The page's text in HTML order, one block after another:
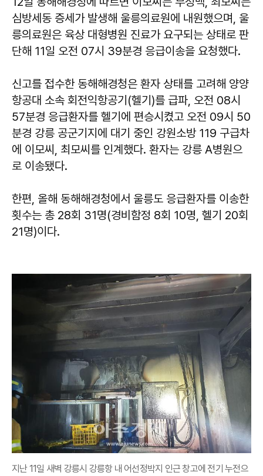
심방세동 증세가 발생해 울릉의료원에 내원했으며, 울
릉의료원은 육상 대형병원 진료가 요구되는 상태로 판
단해 11일 오전 07시 39분경 응급이송을 요청했다.
신고를 접수한 동해해경청은 환자 상태를 고려해 양양
항공대 소속 회전익항공기(헬기)를 급파, 오전 08시
57분경 응급환자를 헬기에 편승시켰고 오전 09시 50
분경 강릉 공군기지에 대기 중인 강원소방 119 구급차
에 이모씨, 최모씨를 인계했다. 환자는 강릉 A병원으
로 이송됐다.
한편, 올해 동해해경청에서 울릉도 응급환자를 이송한
횟수는 총 28회 31명(경비함정 8회 10명, 헬기 20회
21명)이다.
지난 11일 새벽 강릉시 강릉항 내 어선정박지 인근 창고에 전기 누전으